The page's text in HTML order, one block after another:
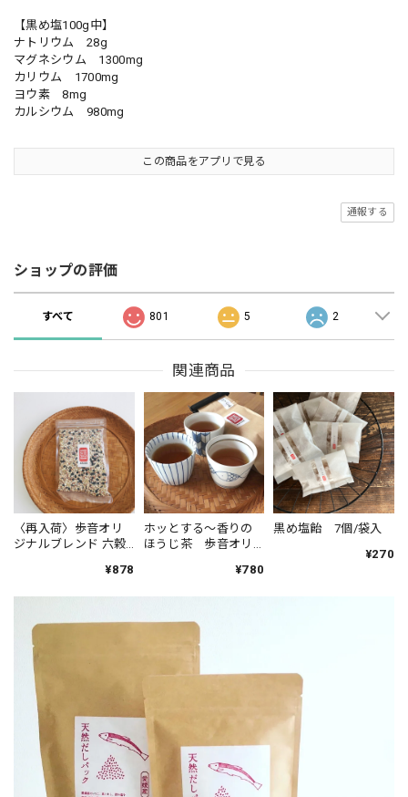
【黒め塩100g中】
ナトリウム 28g
マグネシウム 1300mg
カリウム 1700mg
ヨウ素 8mg
カルシウム 980mg
この商品をアプリで見る
通報する
ショップの評価
すべて 801 5 2
関連商品
〈再入荷〉歩音オリ
ジナルブレンド 六穀
¥878
ホッとする〜香りの
ほうじ茶 歩音オリ
¥780
黒め塩飴 7個/袋入
¥270